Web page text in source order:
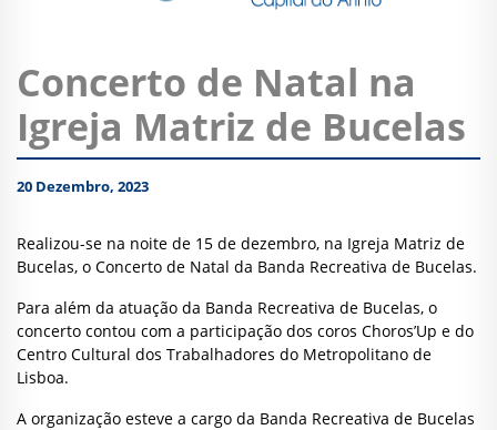
Concerto de Natal na
Igreja Matriz de Bucelas
20 Dezembro, 2023
Realizou-se na noite de 15 de dezembro, na Igreja Matriz de
Bucelas, o Concerto de Natal da Banda Recreativa de Bucelas.
Para além da atuação da Banda Recreativa de Bucelas, o
concerto contou com a participação dos coros Choros’Up e do
Centro Cultural dos Trabalhadores do Metropolitano de
Lisboa.
A organização esteve a cargo da Banda Recreativa de Bucelas